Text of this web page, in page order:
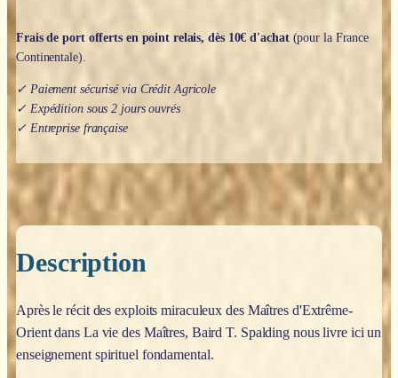
Frais de port offerts en point relais, dès 10€ d'achat(pour la France
Continentale).
✓ Paiement sécurisé via Crédit Agricole
✓ Expédition sous 2 jours ouvrés
✓ Entreprise française
Description
Après le récit des exploits miraculeux des Maîtres d'Extrême-
Orient dans La vie des Maîtres, Baird T. Spalding nous livre ici un
enseignement spirituel fondamental.